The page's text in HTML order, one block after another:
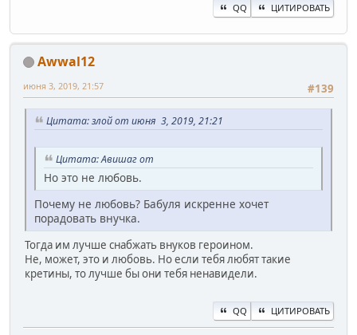
QQ ЦИТИРОВАТЬ
Awwal12
#139
июня 3, 2019, 21:57
Цитата: злой от июня 3, 2019, 21:21
Цитата: Авишаг от
Но это не любовь.
Почему не любовь? Бабуля искренне хочет
порадовать внучка.
Тогда им лучше снабжать внуков героином.
Не, может, это и любовь. Но если тебя любят такие
кретины, то лучше бы они тебя ненавидели.
QQ ЦИТИРОВАТЬ